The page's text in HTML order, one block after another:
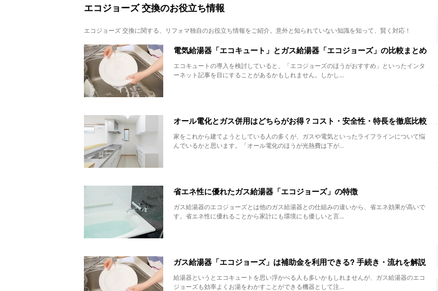
エコジョーズ 交換のお役立ち情報
エコジョーズ 交換に関する、リフォマ独自のお役立ち情報をご紹介。意外と知られていない知識を知って、賢く対応！
電気給湯器「エコキュート」とガス給湯器「エコジョーズ」の比較まとめ
エコキュートの導入を検討していると、「エコジョーズのほうがおすすめ」といったインタ
ーネット記事を目にすることがあるかもしれません。しかし...
オール電化とガス併用はどちらがお得？コスト・安全性・特長を徹底比較
家をこれから建てようとしている人の多くが、ガスや電気といったライフラインについて悩
んでいるかと思います。「オール電化のほうが光熱費は下が...
省エネ性に優れたガス給湯器「エコジョーズ」の特徴
ガス給湯器のエコジョーズとは他のガス給湯器との仕組みの違いから、省エネ効果が高いで
す。省エネ性に優れることから家計にも環境にも優しいと言...
ガス給湯器「エコジョーズ」は補助金を利用できる? 手続き・流れを解説
給湯器というとエコキュートを思い浮かべる人も多いかもしれませんが、ガス給湯器のエコ
ジョーズも効率よくお湯をわかすことができる機器として注...